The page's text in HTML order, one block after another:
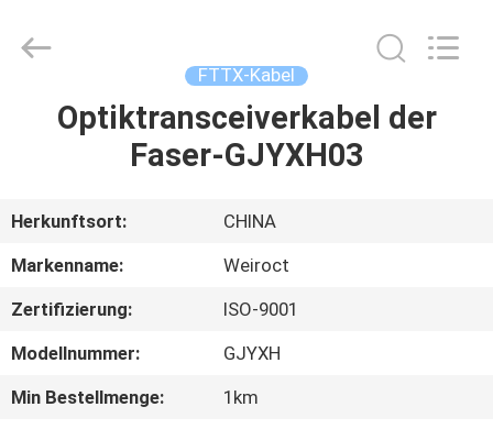
HAUS
ÜBER
UNS
FABRIK-
AUSFLUG
Tech.
Co.,Ltd.
FTTX-Kabel
Optiktransceiverkabel der
Faser-GJYXH03
Herkunftsort:
CHINA
Markenname:
Weiroct
Zertifizierung:
ISO-9001
Modellnummer:
GJYXH
Min Bestellmenge:
1km